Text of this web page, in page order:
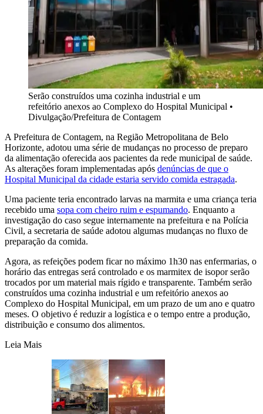
Serão construídos uma cozinha industrial e um
refeitório anexos ao Complexo do Hospital Municipal •
Divulgação/Prefeitura de Contagem
A Prefeitura de Contagem, na Região Metropolitana de Belo
Horizonte, adotou uma série de mudanças no processo de preparo
da alimentação oferecida aos pacientes da rede municipal de saúde.
As alterações foram implementadas após denúncias de que o
Hospital Municipal da cidade estaria servido comida estragada.
Uma paciente teria encontrado larvas na marmita e uma criança teria
recebido uma sopa com cheiro ruim e espumando. Enquanto a
investigação do caso segue internamente na prefeitura e na Polícia
Civil, a secretaria de saúde adotou algumas mudanças no fluxo de
preparação da comida.
Agora, as refeições podem ficar no máximo 1h30 nas enfermarias, o
horário das entregas será controlado e os marmitex de isopor serão
trocados por um material mais rígido e transparente. Também serão
construídos uma cozinha industrial e um refeitório anexos ao
Complexo do Hospital Municipal, em um prazo de um ano e quatro
meses. O objetivo é reduzir a logística e o tempo entre a produção,
distribuição e consumo dos alimentos.
Leia Mais